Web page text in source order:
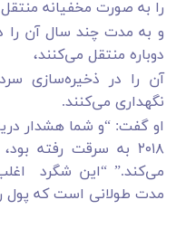
را به صورت مخفیانه
و به مدت چند سال آن را
دوباره منتقل می‌کنند،
آن را در ذخیره‌سازی
نگهداری می‌کنند.
او گفت: “و شما هشدار
۲۰۱۸ به سرقت رفته
می‌کند.” “این شگرد
مدت طولانی است که پول